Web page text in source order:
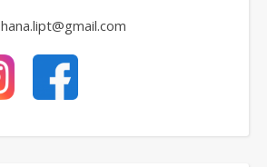
hana.lipt@gmail.com